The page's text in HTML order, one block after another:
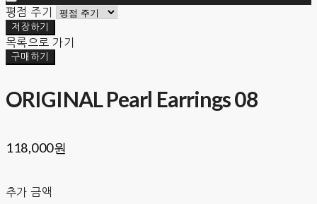
평점 주기
저장하기
목록으로 가기
구매하기
ORIGINAL Pearl Earrings 08
118,000원
추가 금액